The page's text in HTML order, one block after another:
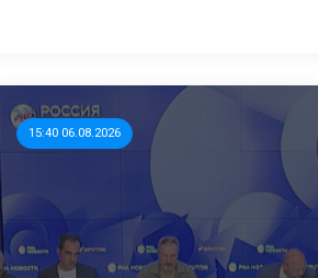
15:40 06.08.2026